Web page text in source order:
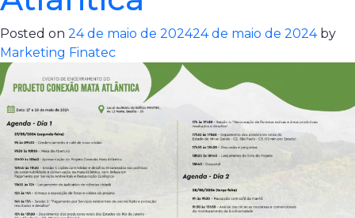
Posted on 24 de maio de 202424 de maio de 2024by
Marketing Finatec